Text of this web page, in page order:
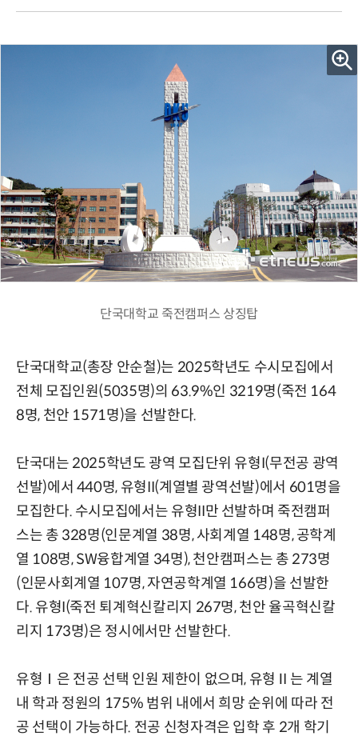
단국대학교 죽전캠퍼스 상징탑
단국대학교(총장 안순철)는 2025학년도 수시모집에서
전체 모집인원(5035명)의 63.9%인 3219명(죽전 164
8명, 천안 1571명)을 선발한다.
단국대는 2025학년도 광역 모집단위 유형I(무전공 광역
선발)에서 440명, 유형II(계열별 광역선발)에서 601명을
모집한다. 수시모집에서는 유형II만 선발하며 죽전캠퍼
스는 총 328명(인문계열 38명, 사회계열 148명, 공학계
열 108명, SW융합계열 34명), 천안캠퍼스는 총 273명
(인문사회계열 107명, 자연공학계열 166명)을 선발한
다. 유형I(죽전 퇴계혁신칼리지 267명, 천안 율곡혁신칼
리지 173명)은 정시에서만 선발한다.
유형Ⅰ은 전공 선택 인원 제한이 없으며, 유형Ⅱ는 계열
내 학과 정원의 175% 범위 내에서 희망 순위에 따라 전
공 선택이 가능하다. 전공 신청자격은 입학 후 2개 학기